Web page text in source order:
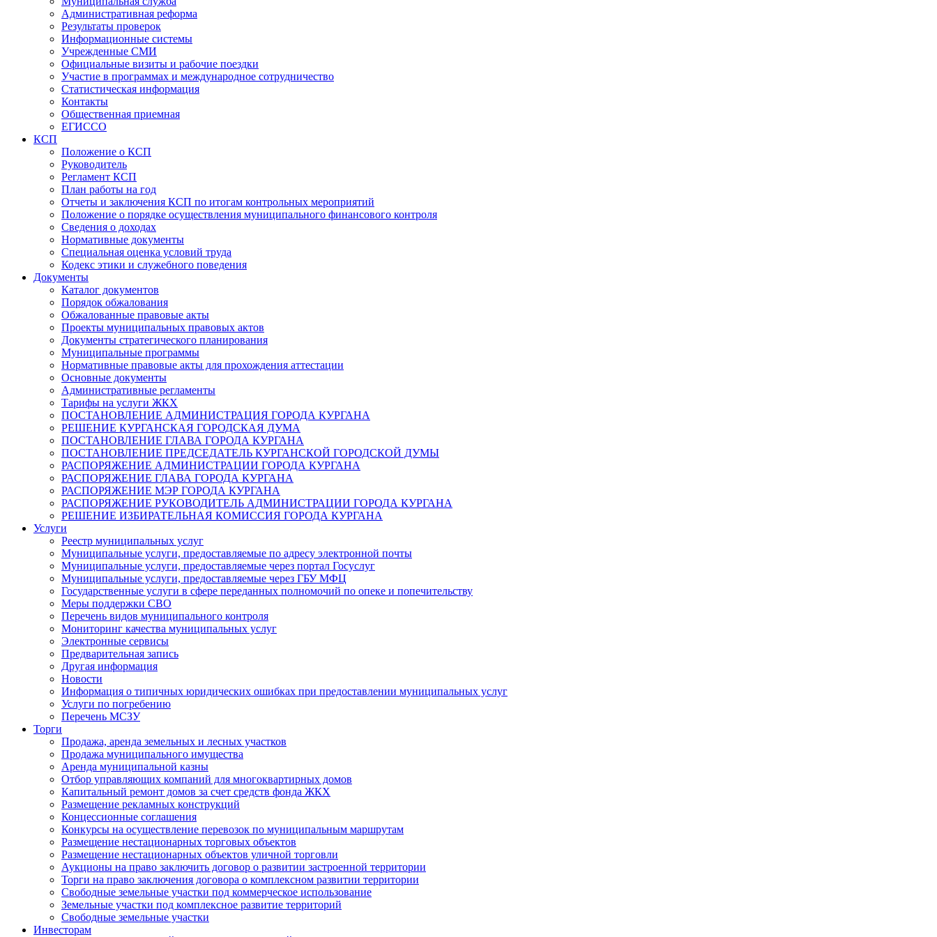
Административная реформа
Результаты проверок
Информационные системы
Учрежденные СМИ
Официальные визиты и рабочие поездки
Участие в программах и международное сотрудничество
Статистическая информация
Контакты
Общественная приемная
ЕГИССО
КСП
Положение о КСП
Руководитель
Регламент КСП
План работы на год
Отчеты и заключения КСП по итогам контрольных мероприятий
Положение о порядке осуществления муниципального финансового контроля
Сведения о доходах
Нормативные документы
Специальная оценка условий труда
Кодекс этики и служебного поведения
Документы
Каталог документов
Порядок обжалования
Обжалованные правовые акты
Проекты муниципальных правовых актов
Документы стратегического планирования
Муниципальные программы
Нормативные правовые акты для прохождения аттестации
Основные документы
Административные регламенты
Тарифы на услуги ЖКХ
ПОСТАНОВЛЕНИЕ АДМИНИСТРАЦИЯ ГОРОДА КУРГАНА
РЕШЕНИЕ КУРГАНСКАЯ ГОРОДСКАЯ ДУМА
ПОСТАНОВЛЕНИЕ ГЛАВА ГОРОДА КУРГАНА
ПОСТАНОВЛЕНИЕ ПРЕДСЕДАТЕЛЬ КУРГАНСКОЙ ГОРОДСКОЙ ДУМЫ
РАСПОРЯЖЕНИЕ АДМИНИСТРАЦИИ ГОРОДА КУРГАНА
РАСПОРЯЖЕНИЕ ГЛАВА ГОРОДА КУРГАНА
РАСПОРЯЖЕНИЕ МЭР ГОРОДА КУРГАНА
РАСПОРЯЖЕНИЕ РУКОВОДИТЕЛЬ АДМИНИСТРАЦИИ ГОРОДА КУРГАНА
РЕШЕНИЕ ИЗБИРАТЕЛЬНАЯ КОМИССИЯ ГОРОДА КУРГАНА
Услуги
Реестр муниципальных услуг
Муниципальные услуги, предоставляемые по адресу электронной почты
Муниципальные услуги, предоставляемые через портал Госуслуг
Муниципальные услуги, предоставляемые через ГБУ МФЦ
Государственные услуги в сфере переданных полномочий по опеке и попечительству
Меры поддержки СВО
Перечень видов муниципального контроля
Мониторинг качества муниципальных услуг
Электронные сервисы
Предварительная запись
Другая информация
Новости
Информация о типичных юридических ошибках при предоставлении муниципальных услуг
Услуги по погребению
Перечень МСЗУ
Торги
Продажа, аренда земельных и лесных участков
Продажа муниципального имущества
Аренда муниципальной казны
Отбор управляющих компаний для многоквартирных домов
Капитальный ремонт домов за счет средств фонда ЖКХ
Размещение рекламных конструкций
Концессионные соглашения
Конкурсы на осуществление перевозок по муниципальным маршрутам
Размещение нестационарных торговых объектов
Размещение нестационарных объектов уличной торговли
Аукционы на право заключить договор о развитии застроенной территории
Торги на право заключения договора о комплексном развитии территории
Свободные земельные участки под коммерческое использование
Земельные участки под комплексное развитие территорий
Свободные земельные участки
Инвесторам